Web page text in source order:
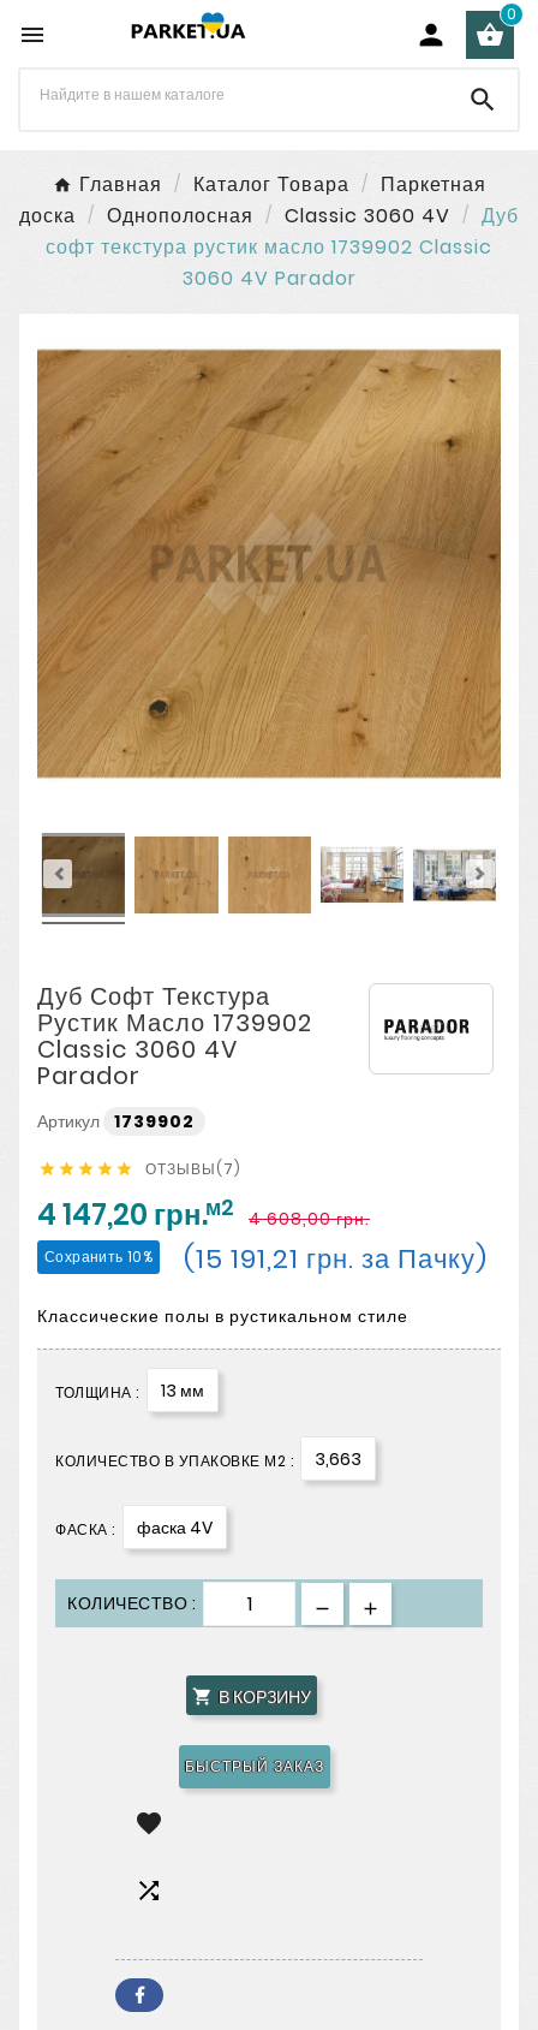
  
0

Главная Каталог Товара
Паркетная
доска
Однополосная Classic 3060 4V
Дуб
софт текстура рустик масло 1739902 Classic
3060 4V Parador
Дуб Софт Текстура
Рустик Масло 1739902
Classic 3060 4V
Parador
Артикул 1739902
     ОТЗЫВЫ(7)
4 147,20 грн.м2 4 608,00 грн.
Сохранить 10% (15 191,21 грн. за Пачку)
Классические полы в рустикальном стиле
ТОЛЩИНА : 13 мм
КОЛИЧЕСТВО В УПАКОВКЕ М2 : 3,663
ФАСКА : фаска 4V
КОЛИЧЕСТВО :
 В КОРЗИНУ
БЫСТРЫЙ ЗАКАЗ

